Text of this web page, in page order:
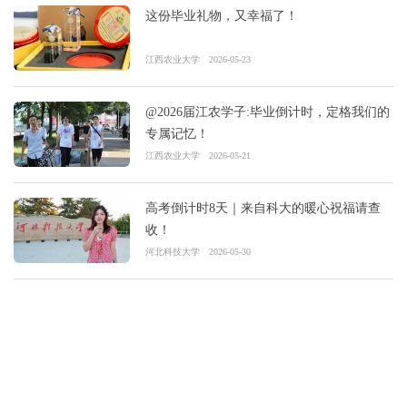
这份毕业礼物，又幸福了！
江西农业大学 2026-05-23
@2026届江农学子:毕业倒计时，定格我们的
专属记忆！
江西农业大学 2026-05-21
高考倒计时8天｜来自科大的暖心祝福请查
收！
河北科技大学 2026-05-30